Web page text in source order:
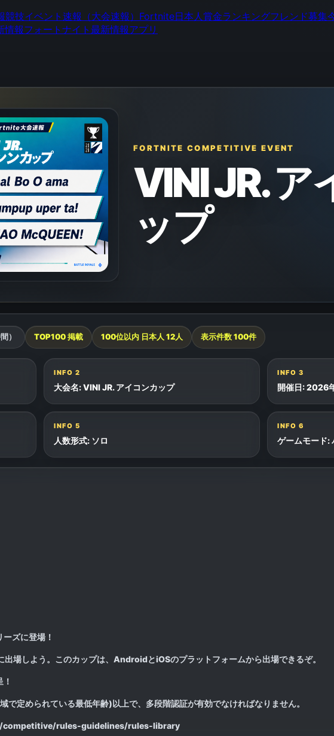
競技イベント速報（大会速報） Fortnite日本人賞金ランキングフレンド募集
情報フォートナイト最新情報アプリ
FORTNITE COMPETITIVE EVENT
VINI JR. ア
ップ
） TOP100 掲載 100位以内 日本人 12人 表示件数100件
INFO 2
大会名: VINI JR. アイコンカップ
INFO 3
開催日: 2026
INFO 5
人数形式: ソロ
INFO 6
ゲームモード:
ズに登場！
場しよう。このカップは、AndroidとiOSのプラットフォームから出場できるぞ。
定められている最低年齢)以上で、多段階認証が有効でなければなりません。
competitive/rules-guidelines/rules-library